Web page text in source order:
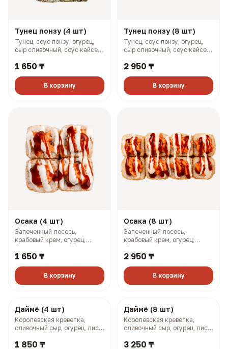
Тунец понзу (4 шт)
Тунец, соус понзу, огурец,
сыр сливочный, соус кайсен,
1 650 ₸
В корзину
Тунец понзу (8 шт)
Тунец, соус понзу, огурец,
сыр сливочный, соус кайсен,
2 950 ₸
В корзину
Осака (4 шт)
Запеченный лосось,
крабовый крем, огурец,
терияки и боул (163 гр, 248
1 650 ₸
В корзину
Осака (8 шт)
Запеченный лосось,
крабовый крем, огурец,
терияки и боул (326 гр, 496
2 950 ₸
В корзину